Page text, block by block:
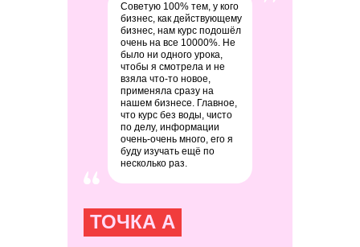
ТОЧКА А
Советую 100% тем, у кого
бизнес, как действующему
бизнес, нам курс подошёл
очень на все 10000%. Не
было ни одного урока,
чтобы я смотрела и не
взяла что-то новое,
применяла сразу на
нашем бизнесе. Главное,
что курс без воды, чисто
по делу, информации
очень-очень много, его я
буду изучать ещё по
несколько раз.